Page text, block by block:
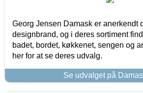
Georg Jensen Damask er anerkendt
designbrand, og i deres sortiment
badet, bordet, køkkenet, sengen og
her for at se deres udvalg.
Se udvalget på